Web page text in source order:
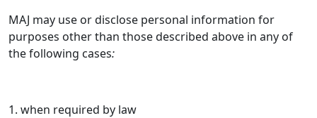
MAJ may use or disclose personal information for
purposes other than those described above in any of
the following cases:
1. when required by law